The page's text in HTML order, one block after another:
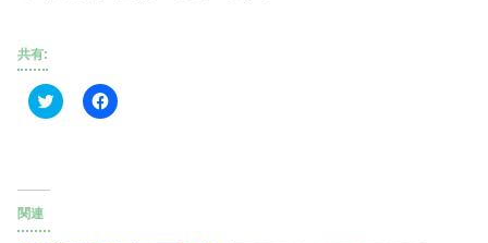
共有:
ク
リ
F
a
関連